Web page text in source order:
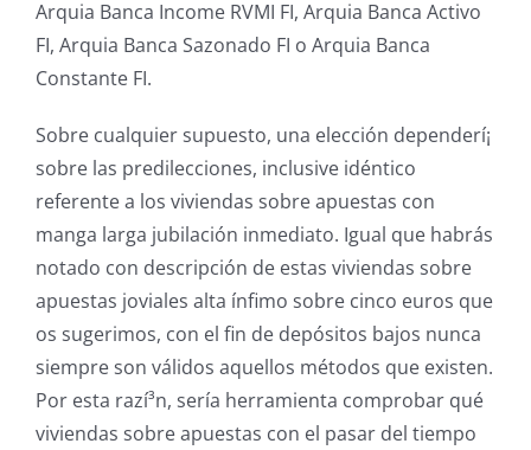
Arquia Banca Income RVMI FI, Arquia Banca Activo
FI, Arquia Banca Sazonado FI o Arquia Banca
Constante FI.
Sobre cualquier supuesto, una elección dependerí¡
sobre las predilecciones, inclusive idéntico
referente a los viviendas sobre apuestas con
manga larga jubilación inmediato. Igual que habrás
notado con descripción de estas viviendas sobre
apuestas joviales alta ínfimo sobre cinco euros que
os sugerimos, con el fin de depósitos bajos nunca
siempre son válidos aquellos métodos que existen.
Por esta razí³n, serí­a herramienta comprobar qué
viviendas sobre apuestas con el pasar del tiempo